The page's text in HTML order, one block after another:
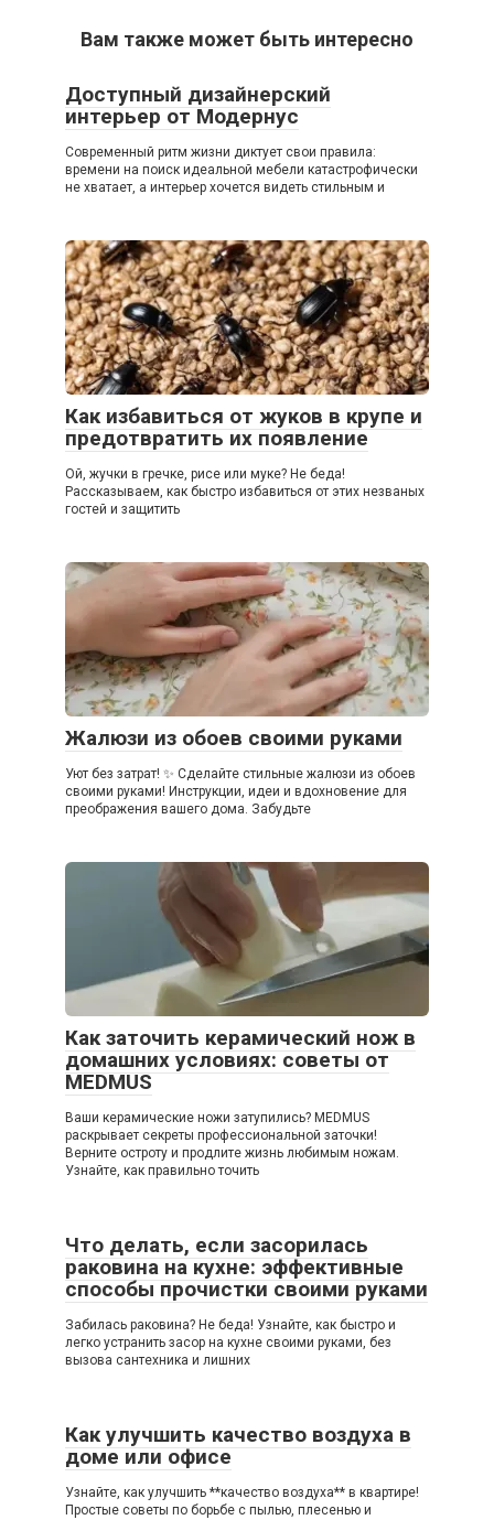
Вам также может быть интересно
Доступный дизайнерский
интерьер от Модернус
Современный ритм жизни диктует свои правила:
времени на поиск идеальной мебели катастрофически
не хватает, а интерьер хочется видеть стильным и
Как избавиться от жуков в крупе и
предотвратить их появление
Ой, жучки в гречке, рисе или муке? Не беда!
Рассказываем, как быстро избавиться от этих незваных
гостей и защитить
Жалюзи из обоев своими руками
Уют без затрат! ✨ Сделайте стильные жалюзи из обоев
своими руками! Инструкции, идеи и вдохновение для
преображения вашего дома. Забудьте
Как заточить керамический нож в
домашних условиях: советы от
MEDMUS
Ваши керамические ножи затупились? MEDMUS
раскрывает секреты профессиональной заточки!
Верните остроту и продлите жизнь любимым ножам.
Узнайте, как правильно точить
Что делать, если засорилась
раковина на кухне: эффективные
способы прочистки своими руками
Забилась раковина? Не беда! Узнайте, как быстро и
легко устранить засор на кухне своими руками, без
вызова сантехника и лишних
Как улучшить качество воздуха в
доме или офисе
Узнайте, как улучшить **качество воздуха** в квартире!
Простые советы по борьбе с пылью, плесенью и